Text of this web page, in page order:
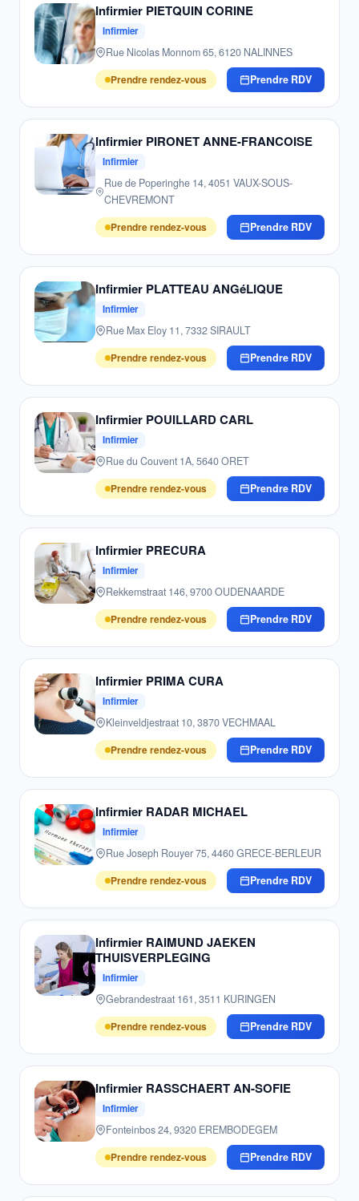
Infirmier PIETQUIN CORINE
Infirmier
Rue Nicolas Monnom 65, 6120 NALINNES
Prendre rendez-vous
Prendre RDV
Infirmier PIRONET ANNE-FRANCOISE
Infirmier
Rue de Poperinghe 14, 4051 VAUX-SOUS-
CHEVREMONT
Prendre rendez-vous
Prendre RDV
Infirmier PLATTEAU ANGéLIQUE
Infirmier
Rue Max Eloy 11, 7332 SIRAULT
Prendre rendez-vous
Prendre RDV
Infirmier POUILLARD CARL
Infirmier
Rue du Couvent 1A, 5640 ORET
Prendre rendez-vous
Prendre RDV
Infirmier PRECURA
Infirmier
Rekkemstraat 146, 9700 OUDENAARDE
Prendre rendez-vous
Prendre RDV
Infirmier PRIMA CURA
Infirmier
Kleinveldjestraat 10, 3870 VECHMAAL
Prendre rendez-vous
Prendre RDV
Infirmier RADAR MICHAEL
Infirmier
Rue Joseph Rouyer 75, 4460 GRECE-BERLEUR
Prendre rendez-vous
Prendre RDV
Infirmier RAIMUND JAEKEN
THUISVERPLEGING
Infirmier
Gebrandestraat 161, 3511 KURINGEN
Prendre rendez-vous
Prendre RDV
Infirmier RASSCHAERT AN-SOFIE
Infirmier
Fonteinbos 24, 9320 EREMBODEGEM
Prendre rendez-vous
Prendre RDV